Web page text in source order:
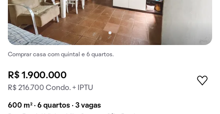
Comprar casa com quintal e 6 quartos.
R$ 1.900.000
R$ 216.700 Condo. + IPTU
600 m² · 6 quartos · 3 vagas